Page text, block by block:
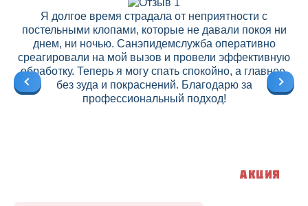
Я долгое время страдала от неприятности с
постельными клопами, которые не давали покоя ни
днем, ни ночью. Санэпидемслужба оперативно
среагировали на мой вызов и провели эффективную
обработку. Теперь я могу спать спокойно, а главное,
без зуда и покраснений. Благодарю за
профессиональный подход!
Акция